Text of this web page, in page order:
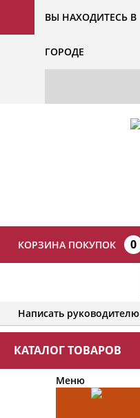
ВЫ НАХОДИТЕСЬ В
ГОРОДЕ
КОРЗИНА ПОКУПОК 0
Написать руководителю
КАТАЛОГ ТОВАРОВ
Меню